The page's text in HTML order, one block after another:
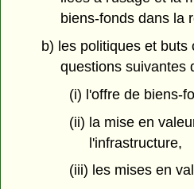
biens-fonds dans la
b) les politiques et buts
questions suivantes
(i) l'offre de biens-
(ii) la mise en
l'infrastructure,
(iii) les mises en